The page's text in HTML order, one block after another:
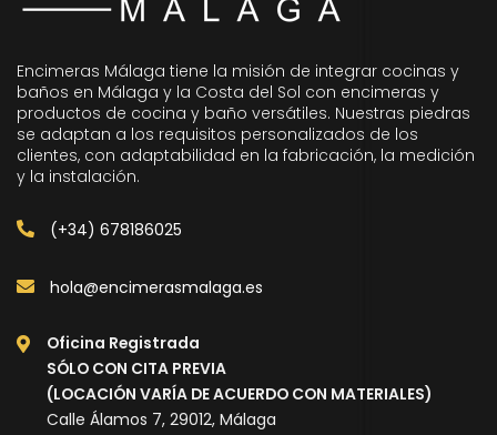
Encimeras Málaga tiene la misión de integrar cocinas y
baños en Málaga y la Costa del Sol con encimeras y
productos de cocina y baño versátiles. Nuestras piedras
se adaptan a los requisitos personalizados de los
clientes, con adaptabilidad en la fabricación, la medición
y la instalación.
(+34) 678186025
hola@encimerasmalaga.es
Oficina Registrada
SÓLO CON CITA PREVIA
(LOCACIÓN VARÍA DE ACUERDO CON MATERIALES)
Calle Álamos 7, 29012, Málaga